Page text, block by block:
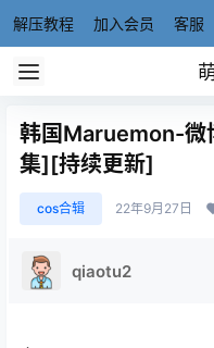
解压教程 加入会员 客服
韩国Maruemon-微
集][持续更新]
cos合辑 22年9月27日
qiaotu2